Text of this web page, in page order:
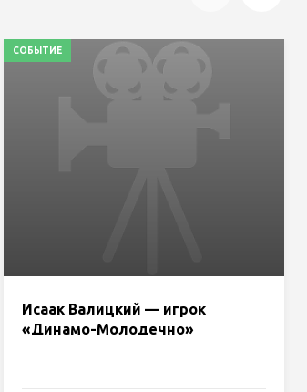
СОБЫТИЕ
Исаак Валицкий — игрок
«Динамо-Молодечно»